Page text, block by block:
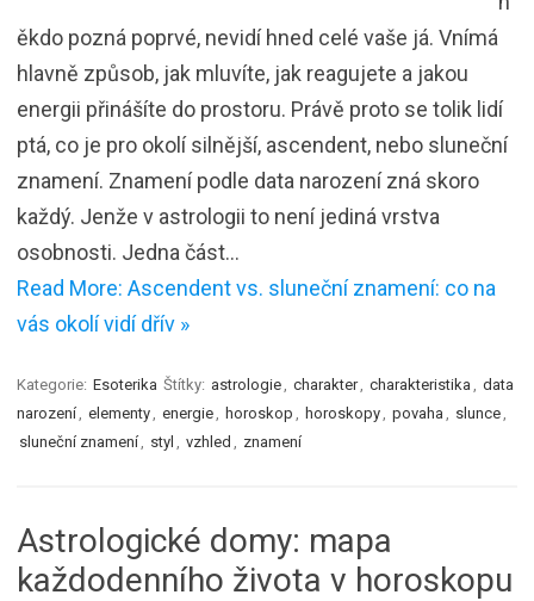
ěkdo pozná poprvé, nevidí hned celé vaše já. Vnímá
hlavně způsob, jak mluvíte, jak reagujete a jakou
energii přinášíte do prostoru. Právě proto se tolik lidí
ptá, co je pro okolí silnější, ascendent, nebo sluneční
znamení. Znamení podle data narození zná skoro
každý. Jenže v astrologii to není jediná vrstva
osobnosti. Jedna část…
Read More: Ascendent vs. sluneční znamení: co na
vás okolí vidí dřív »
Kategorie: Esoterika Štítky: astrologie charakter charakteristika
data
narození
elementy energie horoskop horoskopy povaha slunce
sluneční znamení
styl vzhled znamení
Astrologické domy: mapa
každodenního života v horoskopu